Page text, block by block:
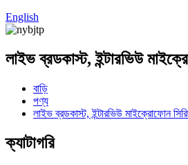
English
লাইভ ব্রডকাস্ট, ইন্টারভিউ
বাড়ি
পণ্য
লাইভ ব্রডকাস্ট, ইন্টারভিউ মাইক্রোফোন
ক্যাটাগরি